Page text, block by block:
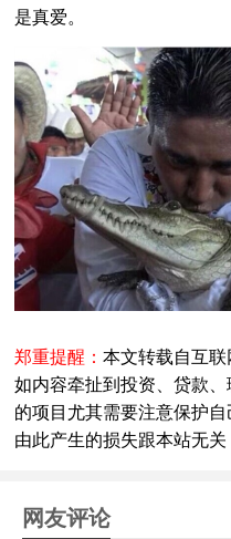
是真爱。
郑重提醒： 本文转载自互
如内容牵扯到投资、贷款
的项目尤其需要注意保护
由此产生的损失跟本站无关
网友评论